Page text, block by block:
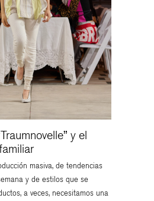
y el
masiva, de tendencias
y de estilos que se
a veces, necesitamos una